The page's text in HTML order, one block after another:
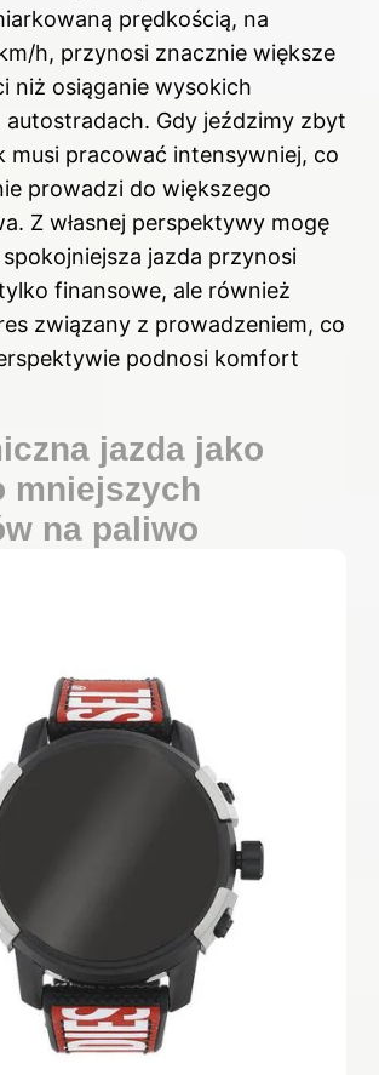
prędkością, na
h, przynosi znacznie większe
niż osiąganie wysokich
autostradach. Gdy jeździmy zbyt
musi pracować intensywniej, co
prowadzi do większego
Z własnej perspektywy mogę
jazda przynosi
finansowe, ale również
związany z prowadzeniem, co
podnosi komfort
jazda jako
mniejszych
na paliwo